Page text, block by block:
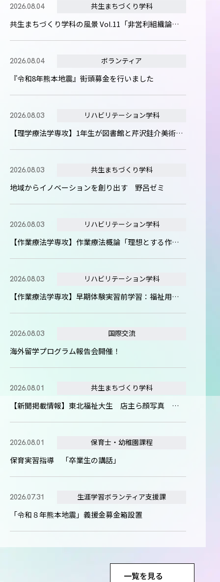
2026.08.04 共生まちづくり学科
共生まちづくり学科の風景 Vol.11「非営利組織論」（品田誠司）
2026.08.04 ボランティア
『令和8年熊本地震』街頭募金を行いました
2026.08.03 リハビリテーション学科
【理学療法学専攻】1年生が図書館と芹沢銈介美術工芸館を見学しました！
2026.08.03 共生まちづくり学科
地域からイノベーションを創り出す 野呂ゼミ
2026.08.03 リハビリテーション学科
【作業療法学専攻】作業療法概論「理想とする作業療法士とは？」
2026.08.03 リハビリテーション学科
【作業療法学専攻】早期体験実習前学習：福祉用具を学ぼう！
2026.08.03 国際交流
海外留学プログラム報告会開催！
2026.08.01 共生まちづくり学科
【新聞掲載情報】東北福祉大生 店主ら顔写真 カードに 地域活性化の切り札（河北新報）
2026.08.01 保育士・幼稚園課程
保育実習指導 「卒業生の講話」
2026.07.31 生涯学習ボランティア支援課
「令和８年熊本地震」義援金募金箱設置
一覧を見る